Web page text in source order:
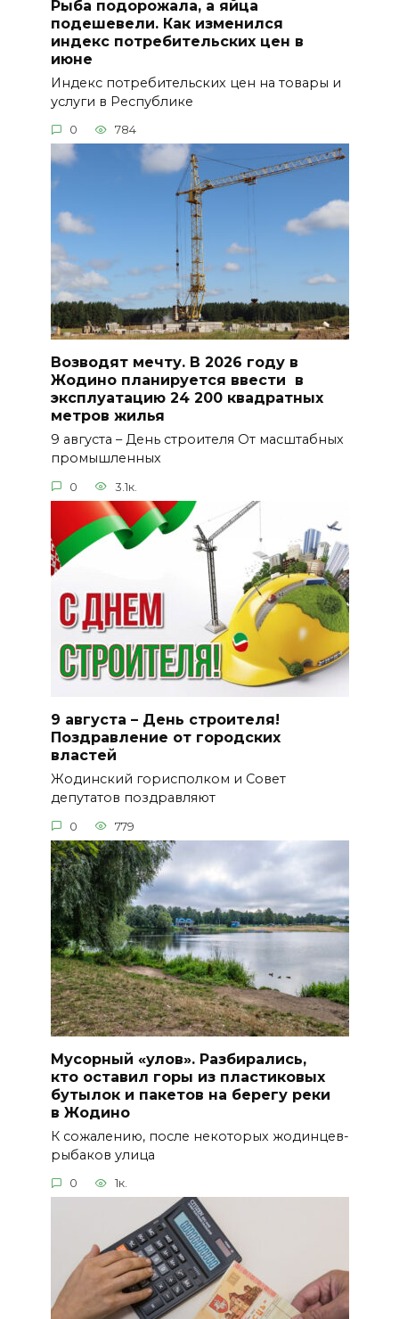
Рыба подорожала, а яйца
подешевели. Как изменился
индекс потребительских цен в
июне
Индекс потребительских цен на товары и
услуги в Республике
0 784
Возводят мечту. В 2026 году в
Жодино планируется ввести в
эксплуатацию 24 200 квадратных
метров жилья
9 августа – День строителя От масштабных
промышленных
0 3.1к.
9 августа – День строителя!
Поздравление от городских
властей
Жодинский горисполком и Совет
депутатов поздравляют
0 779
Мусорный «улов». Разбирались,
кто оставил горы из пластиковых
бутылок и пакетов на берегу реки
в Жодино
К сожалению, после некоторых жодинцев-
рыбаков улица
0 1к.